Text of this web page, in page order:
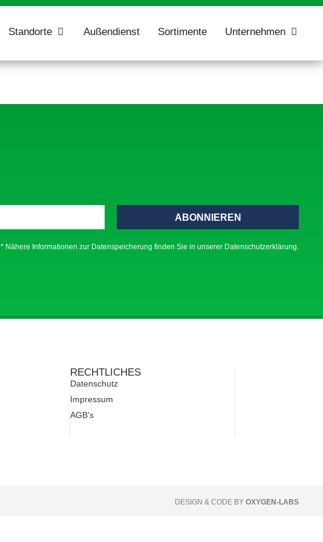
Standorte Außendienst Sortimente Unternehmen
ABONNIEREN
* Nähere Informationen zur Datenspeicherung finden Sie in unserer Datenschutzerklärung.
RECHTLICHES
Datenschutz
Impressum
AGB's
DESIGN & CODE BY OXYGEN-LABS